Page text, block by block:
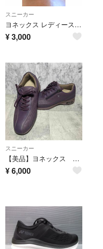
スニーカー
ヨネックス レディース ウォーキングシューズ レッド・23.0cm美品
¥3,000
スニーカー
【美品】ヨネックス YONEX パワークッション ウォーキングシューズ 幅広
¥6,000